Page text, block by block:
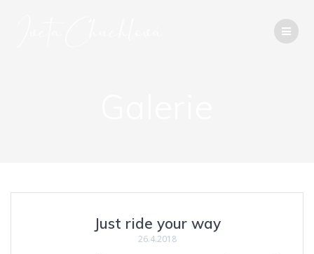
Just ride your way
26.4.2018